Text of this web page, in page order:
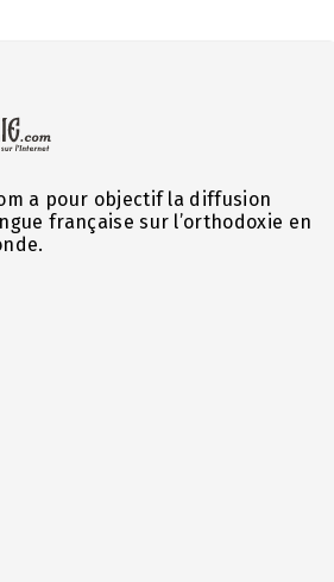
a pour objectif la diffusion
française sur l’orthodoxie en